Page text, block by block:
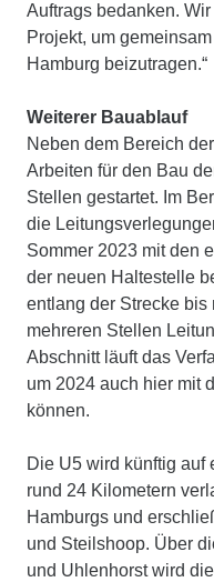
Auftrags bedanken.
Projekt, um
Hamburg beizutragen.“
Weiterer Bauablauf
Neben dem Bereich
Arbeiten für den Bau
Stellen gestartet. Im
die
Sommer 2023 mit den
der neuen Haltestelle
entlang der Strecke bis
mehreren Stellen
Abschnitt läuft das
um 2024 auch hier mit
können.
Die U5 wird künftig auf
rund 24 Kilometern
Hamburgs und
und Steilshoop. Über
und Uhlenhorst wird